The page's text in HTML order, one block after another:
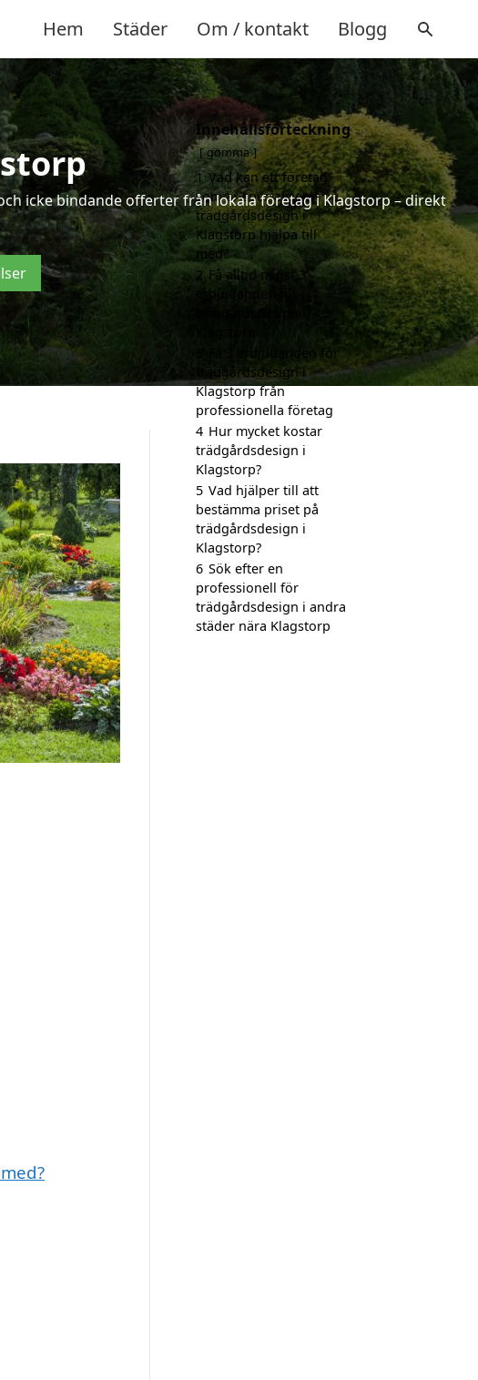
Hem Städer Om / kontakt Blogg
icke bindande offerter från lokala företag i Klagstorp – direkt
Innehållsförteckning
gömma
1 Vad kan ett företag
som är specialiserat på
trädgårdsdesign i
Klagstorp hjälpa till
med?
2 Få alltid minst 3
erbjudanden för
Få 3 erbjudanden för
trädgårdsdesign i
Klagstorp från
professionella företag
4 Hur mycket kostar
trädgårdsdesign i
Klagstorp?
5 Vad hjälper till att
bestämma priset på
trädgårdsdesign i
Klagstorp?
6 Sök efter en
professionell för
trädgårdsdesign i andra
städer nära Klagstorp